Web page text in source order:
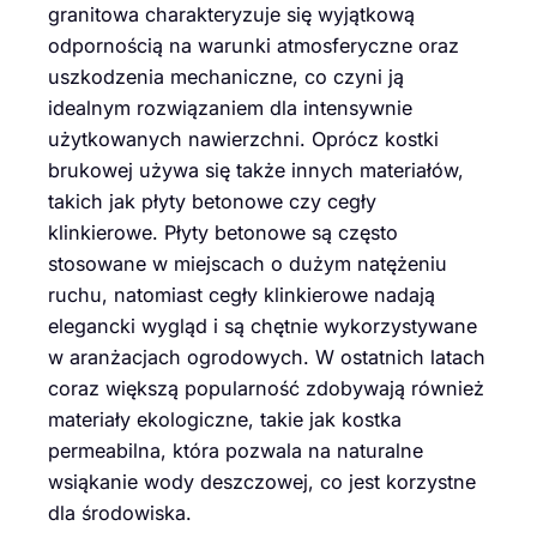
granitowa charakteryzuje się wyjątkową
odpornością na warunki atmosferyczne oraz
uszkodzenia mechaniczne, co czyni ją
idealnym rozwiązaniem dla intensywnie
użytkowanych nawierzchni. Oprócz kostki
brukowej używa się także innych materiałów,
takich jak płyty betonowe czy cegły
klinkierowe. Płyty betonowe są często
stosowane w miejscach o dużym natężeniu
ruchu, natomiast cegły klinkierowe nadają
elegancki wygląd i są chętnie wykorzystywane
w aranżacjach ogrodowych. W ostatnich latach
coraz większą popularność zdobywają również
materiały ekologiczne, takie jak kostka
permeabilna, która pozwala na naturalne
wsiąkanie wody deszczowej, co jest korzystne
dla środowiska.